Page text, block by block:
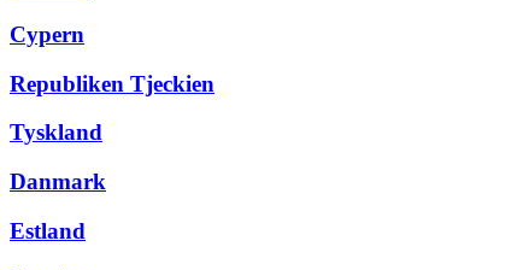
Cypern
Republiken Tjeckien
Tyskland
Danmark
Estland